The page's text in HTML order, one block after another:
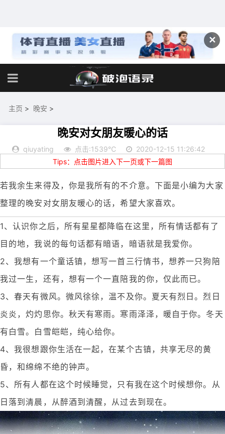
✕
主页 > 晚安 >
晚安对女朋友暖心的话
qiuyating 点击:1539℃
2020-12-15 11:26:42
Tips：点击图片进入下一页或下一篇图
若我余生来得及，你是我所有的不介意。下面是小编为大家
整理的晚安对女朋友暖心的话，希望大家喜欢。
1、认识你之后，所有星星都降临在这里，所有情话都有了
目的地，我说的每句话都有暗语，暗语就是我爱你。
2、我想有一个童话镇，想写一首三行情书，想养一只狗陪
我过一生，还有，想有一个一直陪我的你，仅此而已。
3、春天有微风。微风徐徐，温不及你。夏天有烈日。烈日
炎炎，灼灼思你。秋天有寒雨。寒雨泽泽，暖自于你。冬天
有白雪。白雪皑皑，纯心给你。
4、我很想跟你生活在一起，在某个古镇，共享无尽的黄
昏，和绵绵不绝的钟声。
5、所有人都在这个时候睡觉，只有我在这个时候想你。从
日落到清晨，从醉酒到清醒，从过去到现在。